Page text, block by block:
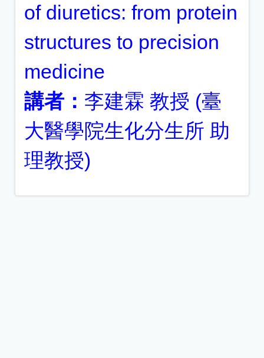
of diuretics: from protein
structures to precision
medicine
講者： 李建霖 教授 (臺
大醫學院生化分生所 助
理教授)